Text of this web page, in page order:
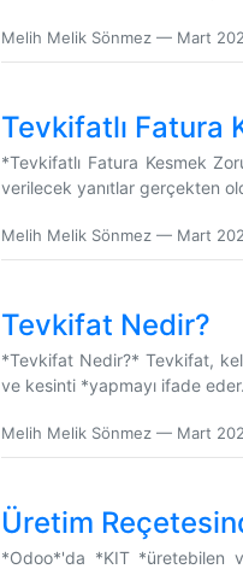
Melih Melik Sönmez — Mart
Tevkifatlı Fatura
*Tevkifatlı Fatura Kesmek
verilecek yanıtlar gerçekten
Melih Melik Sönmez — Mart
Tevkifat Nedir?
*Tevkifat Nedir?* Tevkifat,
ve kesinti *yapmayı ifade
Melih Melik Sönmez — Mart
Üretim
*Odoo*'da *KIT *üretebilen